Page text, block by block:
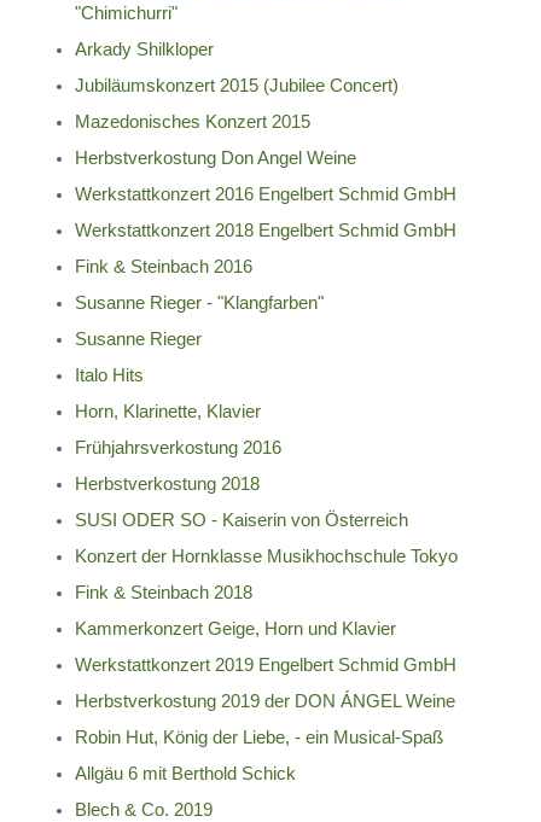
"Chimichurri"
Arkady Shilkloper
Jubiläumskonzert 2015 (Jubilee Concert)
Mazedonisches Konzert 2015
Herbstverkostung Don Angel Weine
Werkstattkonzert 2016 Engelbert Schmid GmbH
Werkstattkonzert 2018 Engelbert Schmid GmbH
Fink & Steinbach 2016
Susanne Rieger - "Klangfarben"
Susanne Rieger
Italo Hits
Horn, Klarinette, Klavier
Frühjahrsverkostung 2016
Herbstverkostung 2018
SUSI ODER SO - Kaiserin von Österreich
Konzert der Hornklasse Musikhochschule Tokyo
Fink & Steinbach 2018
Kammerkonzert Geige, Horn und Klavier
Werkstattkonzert 2019 Engelbert Schmid GmbH
Herbstverkostung 2019 der DON ÁNGEL Weine
Robin Hut, König der Liebe, - ein Musical-Spaß
Allgäu 6 mit Berthold Schick
Blech & Co. 2019